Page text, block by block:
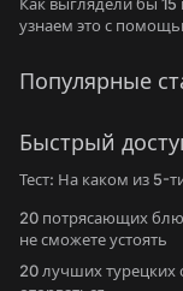
Как выглядели бы
узнаем это с
Популярные
Быстрый
Тест: На каком из 5-
20 потрясающих
не сможете устоять
20 лучших турецких